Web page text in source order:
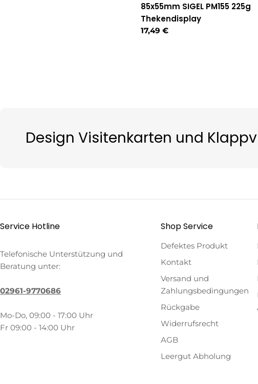
85x55mm SIGEL PM155 225g
Thekendisplay
Regulärer
17,49 €
Design Visitenkarten und
Service Hotline
Telefonische Unterstützung und
Beratung unter:
02961-9770686
Mo-Do, 09:00 - 17:00 Uhr
Fr 09:00 - 14:00 Uhr
Shop Service
Defektes Produkt
Kontakt
Versand und
Zahlungsbedingungen
Rückgabe
Widerrufsrecht
AGB
Leergut Abholung